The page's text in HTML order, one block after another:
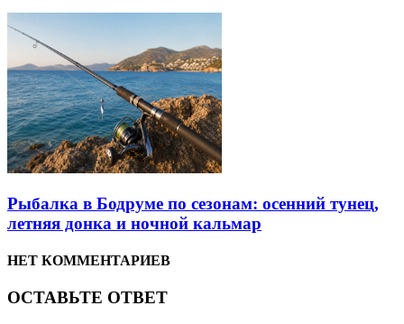
Рыбалка в Бодруме по сезонам: осенний тунец,
летняя донка и ночной кальмар
НЕТ КОММЕНТАРИЕВ
ОСТАВЬТЕ ОТВЕТ